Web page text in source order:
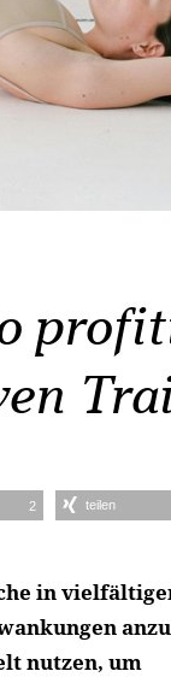
2 teilen
in
nutzen, um